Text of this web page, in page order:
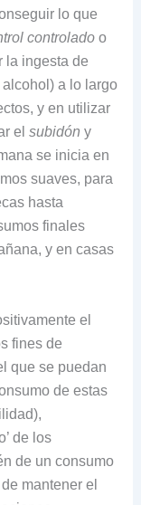
lo que
controladoo
la ingesta de
a lo largo
y en utilizar
el subidón y
se inicia en
suaves, para
hasta
finales
y en casas
el
fines de
que se puedan
de estas
de los
de un consumo
mantener el